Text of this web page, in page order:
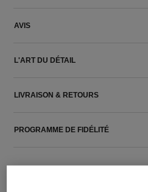
AVIS
L'ART DU DÉTAIL
LIVRAISON & RETOURS
PROGRAMME DE FIDÉLITÉ